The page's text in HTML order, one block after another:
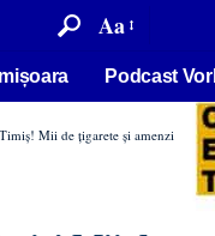
Aa
Podcast
Mii de țigarete și amenzi